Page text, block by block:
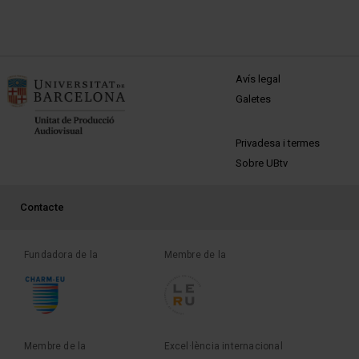
MENÚ PEU 1
Avís legal
Galetes
PEU 2
Privadesa i termes
Sobre UBtv
PEU 3
Contacte
Fundadora de la Membre de la
Membre de la Excel·lència internacional